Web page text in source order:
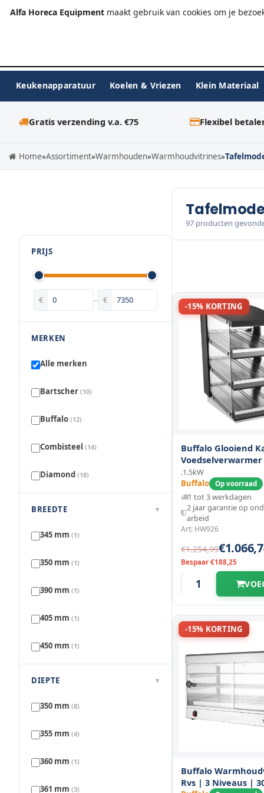
Alfa Horeca Equipmentmaakt gebruik van cookies om je
+31 (0)23-576 9984 info@alfahoreca.nl Ma-Vr
Keukenapparatuur Koelen & Vriezen Klein Materiaal
Gratis verzending v.a. €75 Flexibel
Home»Assortiment»Warmhouden»Warmhoudvitrines»
PRIJS
€ – €
MERKEN
Alle merken
Bartscher (10)
Buffalo (12)
Combisteel (14)
Diamond (18)
Gastronoble
Hendi
Saro
Tefcold
BREEDTE ▾
345 mm (1)
350 mm (1)
390 mm (1)
405 mm (1)
450 mm (1)
485 mm
500 mm
530 mm
554 mm
DIEPTE ▾
350 mm (8)
355 mm (4)
360 mm (1)
361 mm (3)
97 producten
-15% KORTING
Buffalo Glooiend
Voedselverwarmer
Planken
.1.5kW
Buffalo Op voorraad
1 tot 3 werkdagen
2 jaar garantie op
arbeid
Art: HW926
€1.254,99
Bespaar €188,25
-15% KORTING
Buffalo
Rvs | 3 Niveaus |